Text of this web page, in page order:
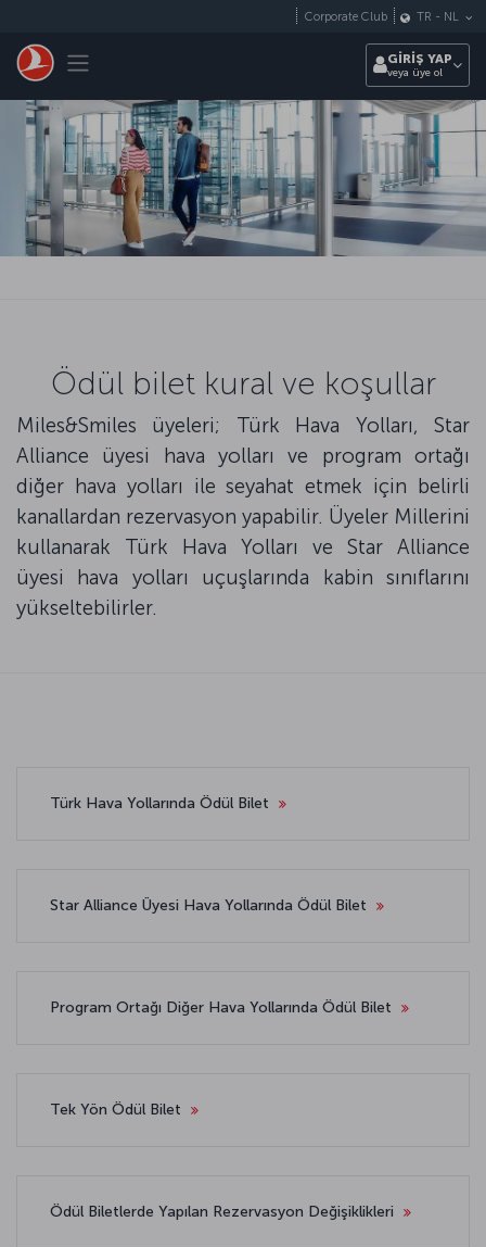
Toggle navigation
Corporate Club TR - NL
GİRİŞ YAP
veya üye ol
Ödül bilet kural ve koşullar
Miles&Smiles üyeleri; Türk Hava Yolları, Star
Alliance üyesi hava yolları ve program ortağı
diğer hava yolları ile seyahat etmek için belirli
kanallardan rezervasyon yapabilir. Üyeler Millerini
kullanarak Türk Hava Yolları ve Star Alliance
üyesi hava yolları uçuşlarında kabin sınıflarını
yükseltebilirler.
Türk Hava Yollarında Ödül Bilet
Star Alliance Üyesi Hava Yollarında Ödül Bilet
Program Ortağı Diğer Hava Yollarında Ödül Bilet
Tek Yön Ödül Bilet
Ödül Biletlerde Yapılan Rezervasyon Değişiklikleri